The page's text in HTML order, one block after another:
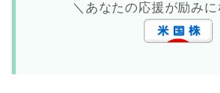
＼あなたの応援が励みに